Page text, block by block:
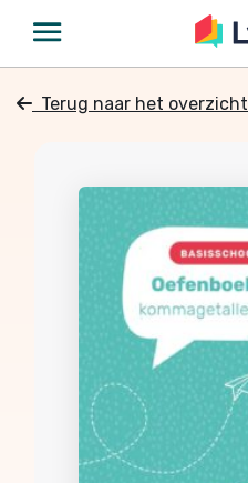
Terug naar het overzicht